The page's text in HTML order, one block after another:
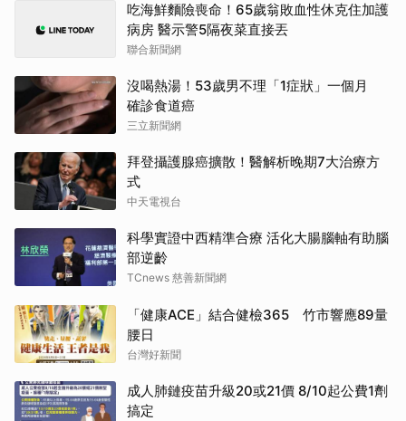
吃海鮮麵險喪命！65歲翁敗血性休克住加護
病房 醫示警5隔夜菜直接丟
聯合新聞網
沒喝熱湯！53歲男不理「1症狀」一個月
確診食道癌
三立新聞網
拜登攝護腺癌擴散！醫解析晚期7大治療方
式
中天電視台
科學實證中西精準合療 活化大腸腦軸有助腦
部逆齡
TCnews 慈善新聞網
「健康ACE」結合健檢365 竹市響應89量
腰日
台灣好新聞
成人肺鏈疫苗升級20或21價 8/10起公費1劑
搞定